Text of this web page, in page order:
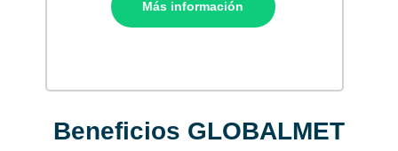
Más información
Beneficios GLOBALMET